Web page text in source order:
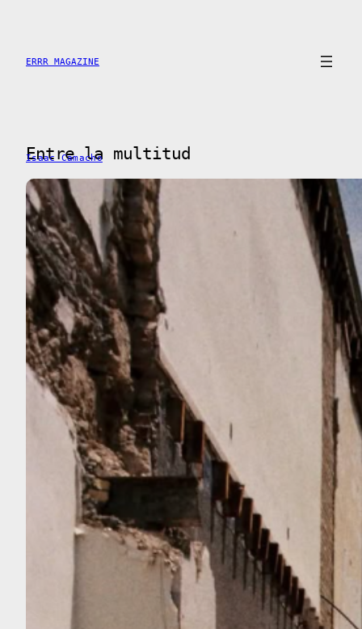
contenido
ERRR MAGAZINE
Entre la multitud
Isaac Camacho